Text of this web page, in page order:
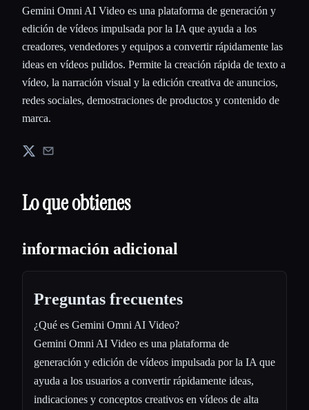
Gemini Omni AI Video es una plataforma de generación y
edición de vídeos impulsada por la IA que ayuda a los
creadores, vendedores y equipos a convertir rápidamente las
ideas en vídeos pulidos. Permite la creación rápida de texto a
vídeo, la narración visual y la edición creativa de anuncios,
redes sociales, demostraciones de productos y contenido de
marca.
Lo que obtienes
información adicional
Preguntas frecuentes
¿Qué es Gemini Omni AI Video?
Gemini Omni AI Video es una plataforma de
generación y edición de vídeos impulsada por la IA que
ayuda a los usuarios a convertir rápidamente ideas,
indicaciones y conceptos creativos en vídeos de alta